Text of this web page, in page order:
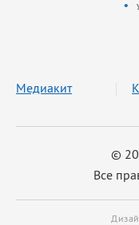
©
Все
Медиакит